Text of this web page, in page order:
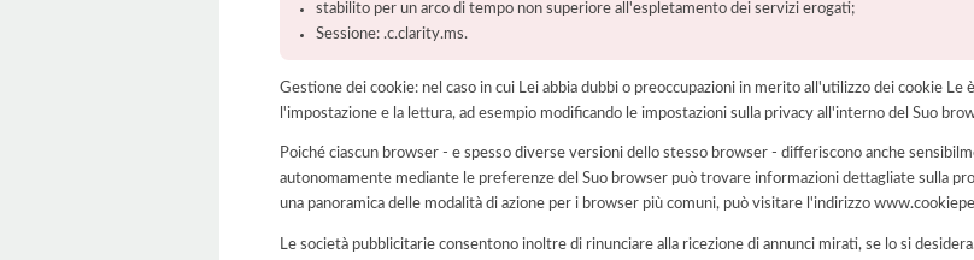
stabilito per un arco di tempo non superiore all'espletamento dei servizi erogati;
Sessione: .c.clarity.ms.
Gestione dei cookie: nel caso in cui Lei abbia dubbi o preoccupazioni in merito all'utilizzo dei cookie
l'impostazione e la lettura, ad esempio modificando le impostazioni sulla privacy all'interno del Suo
Poiché ciascun browser - e spesso diverse versioni dello stesso browser - differiscono anche
autonomamente mediante le preferenze del Suo browser può trovare informazioni dettagliate sulla
una panoramica delle modalità di azione per i browser più comuni, può visitare l'indirizzo
Le società pubblicitarie consentono inoltre di rinunciare alla ricezione di annunci mirati, se lo si